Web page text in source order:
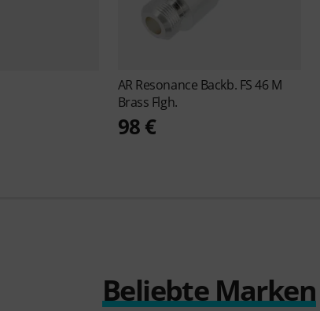
AR Resonance Backb. FS 46 M
Brass Flgh.
98 €
Beliebte Marken